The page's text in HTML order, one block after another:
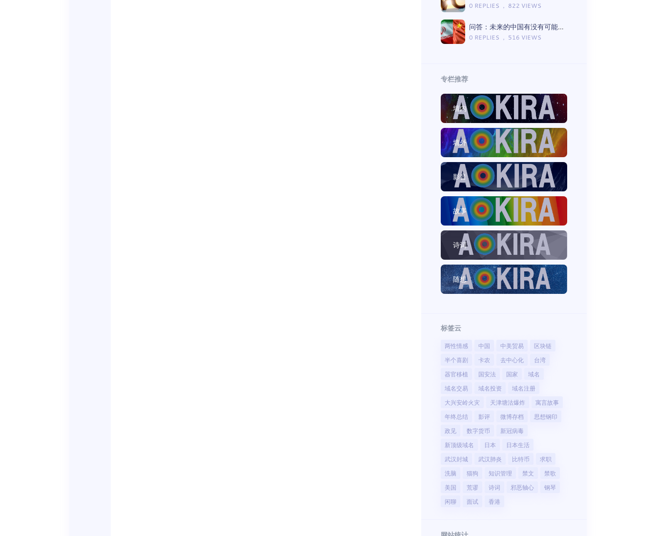
0 REPLIES ， 822 VIEWS
问答：未来的中国有没有可能变成今天的伊朗？
0 REPLIES ， 516 VIEWS
专栏推荐
墙内
墙外
影音
故事
诗词
随想
标签云
两性情感 中国 中美贸易
区块链
半个喜剧
卡农 去中心化
台湾
器官移植
国安法 国家
域名
域名交易
域名投资
域名注册
大兴安岭火灾
天津塘沽爆炸
寓言故事
年终总结
影评 微博存档
思想钢印
政见
数字货币
新冠病毒
新顶级域名
日本
日本生活
武汉封城
武汉肺炎 比特币
求职
洗脑
猫狗 知识管理 禁文
禁歌
美国
荒谬 诗词 邪恶轴心
钢琴
闲聊
面试 香港